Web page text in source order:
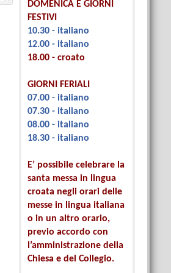
DOMENICA E GIORNI
FESTIVI
10.30 - italiano
12.00 - italiano
18.00 - croato
GIORNI FERIALI
07.00 - italiano
07.30 - italiano
08.00 - italiano
18.30 - italiano
E’ possibile celebrare la
santa messa in lingua
croata negli orari delle
messe in lingua italiana
o in un altro orario,
previo accordo con
l’amministrazione della
Chiesa e del Collegio.